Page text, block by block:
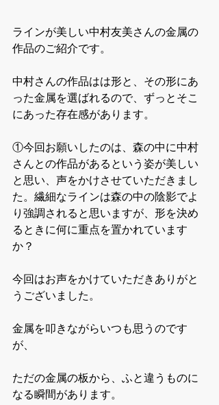
ラインが美しい中村友美さんの金属の
作品のご紹介です。
中村さんの作品はは形と、その形にあ
った金属を選ばれるので、ずっとそこ
にあった存在感があります。
①今回お願いしたのは、森の中に中村
さんとの作品があるという姿が美しい
と思い、声をかけさせていただきまし
た。繊細なラインは森の中の陰影でよ
り強調されると思いますが、形を決め
るときに何に重点を置かれています
か？
今回はお声をかけていただきありがと
うございました。
金属を叩きながらいつも思うのです
が、
ただの金属の板から、ふと違うものに
なる瞬間があります。